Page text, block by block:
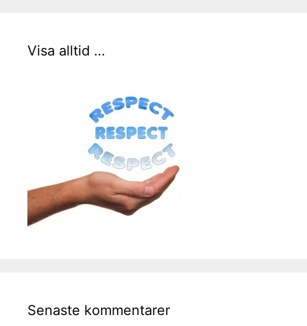
Visa alltid …
Senaste kommentarer